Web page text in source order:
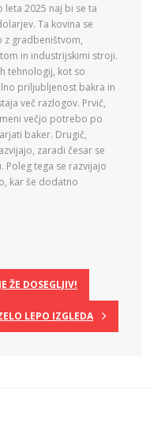
2025 naj bi se ta
Ta kovina se
z gradbeništvom,
in industrijskimi stroji.
tehnologij, kot so
priljubljenost bakra in
več razlogov. Prvič,
večjo potrebo po
baker. Drugič,
zaradi česar se
tega se razvijajo
kar še dodatno
ŽE DOSEGLJIV!
LEPO IZGLEDA